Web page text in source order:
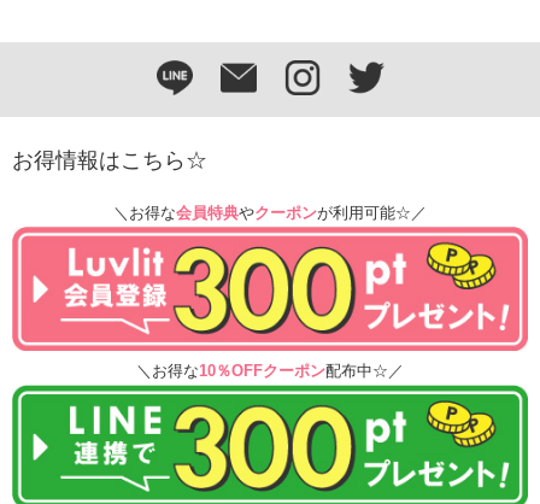
お得情報はこちら☆
＼お得な会員特典やクーポンが利用可能☆／
＼お得な10％OFFクーポン配布中☆／